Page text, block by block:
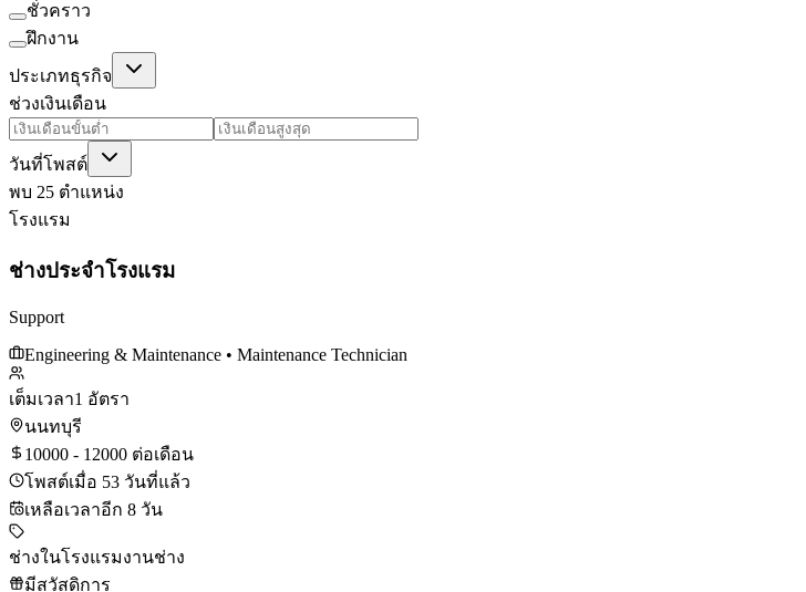
ชั่วคราว
ฝึกงาน
ประเภทธุรกิจ
ช่วงเงินเดือน
วันที่โพสต์
พบ 25 ตำแหน่ง
โรงแรม
ช่างประจำโรงแรม
Support
Engineering & Maintenance • Maintenance Technician
เต็มเวลา1 อัตรา
นนทบุรี
10000 - 12000 ต่อเดือน
โพสต์เมื่อ 53 วันที่แล้ว
เหลือเวลาอีก 8 วัน
ช่างในโรงแรมงานช่าง
มีสวัสดิการ